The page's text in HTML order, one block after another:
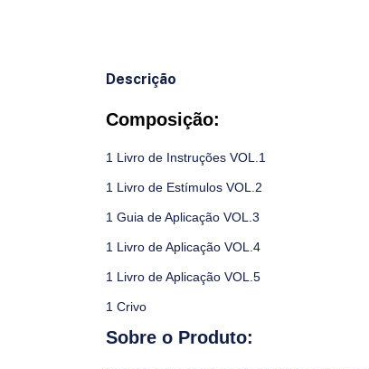
Descrição
Composição:
1 Livro de Instruções VOL.1
1 Livro de Estímulos VOL.2
1 Guia de Aplicação VOL.3
1 Livro de Aplicação VOL.4
1 Livro de Aplicação VOL.5
1 Crivo
Sobre o Produto: